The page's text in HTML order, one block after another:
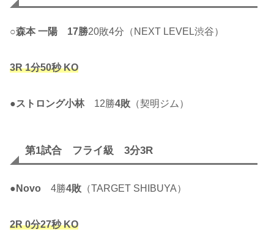
○森本 一陽 17勝20敗4分（NEXT LEVEL渋谷）
3R 1分50秒 KO
●ストロング小林12勝4敗 （契明ジム）
第1試合 フライ級 3分3R
● Novo 4勝4敗 （TARGET SHIBUYA）
2R 0分27秒 KO